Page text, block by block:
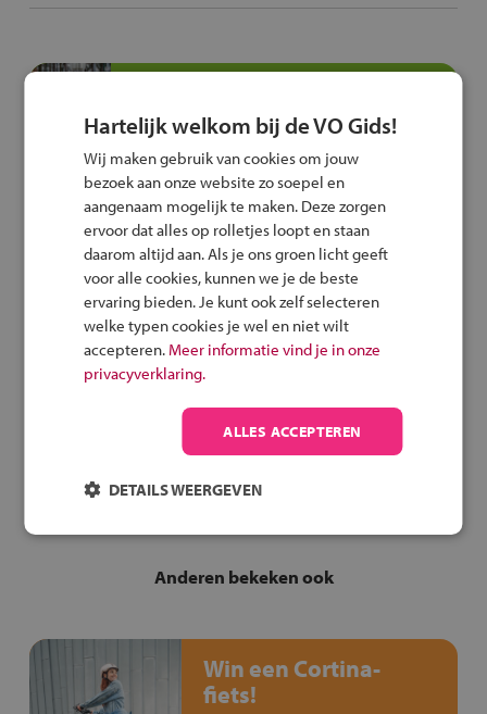
spel
Deel deze pagina
Vergelijk deze school
Terug naar overzicht
Anderen bekeken ook
Win een Cortina-
fiets!
Hartelijk welkom bij de VO Gids!
Wij maken gebruik van cookies om jouw
bezoek aan onze website zo soepel en
aangenaam mogelijk te maken. Deze zorgen
ervoor dat alles op rolletjes loopt en staan
daarom altijd aan. Als je ons groen licht geeft
voor alle cookies, kunnen we je de beste
ervaring bieden. Je kunt ook zelf selecteren
welke typen cookies je wel en niet wilt
accepteren. Meer informatie vind je in onze
privacyverklaring.
ALLES ACCEPTEREN
DETAILS WEERGEVEN